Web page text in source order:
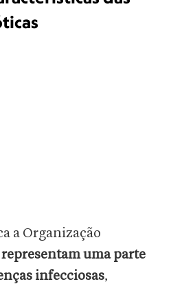
a Organização
representam uma parte
infecciosas,